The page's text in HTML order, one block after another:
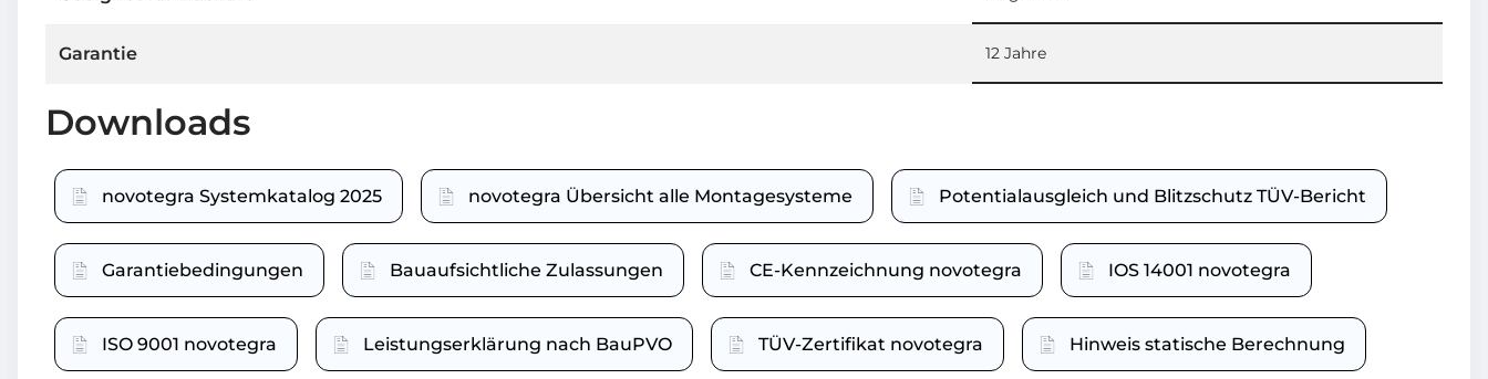
Garantie 12 Jahre
Downloads
novotegra Systemkatalog 2025 novotegra Übersicht alle Montagesysteme Potentialausgleich und Blitzschutz TÜV-Bericht
Garantiebedingungen Bauaufsichtliche Zulassungen CE-Kennzeichnung novotegra IOS 14001 novotegra
ISO 9001 novotegra Leistungserklärung nach BauPVO TÜV-Zertifikat novotegra Hinweis statische Berechnung